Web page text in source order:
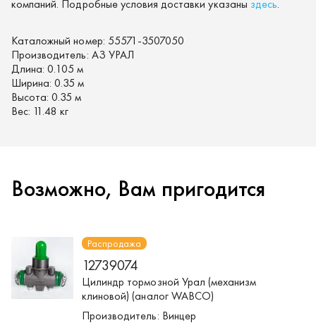
компаний. Подробные условия доставки указаны здесь.
Каталожный номер: 55571-3507050
Производитель: АЗ УРАЛ
Длина: 0.105 м
Ширина: 0.35 м
Высота: 0.35 м
Вес: 11.48 кг
Возможно, Вам пригодится
Распродажа
12739074
Цилиндр тормозной Урал (механизм
клиновой) (аналог WABCO)
Производитель: Винцер